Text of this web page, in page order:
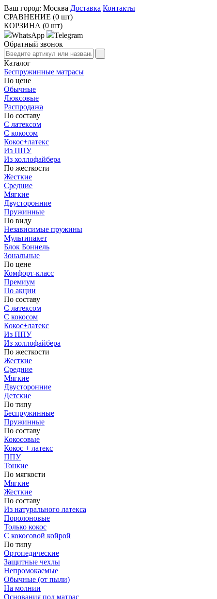
Ваш город: Москва Доставка Контакты
СРАВНЕНИЕ (0 шт)
КОРЗИНА (0 шт)
WhatsApp
Telegram
Обратный звонок
Каталог
Беспружинные матрасы
По цене
Обычные
Люксовые
Распродажа
По составу
С латексом
С кокосом
Кокос+латекс
Из ППУ
Из холлофайбера
По жесткости
Жесткие
Средние
Мягкие
Двусторонние
Пружинные
По виду
Независимые пружины
Мультипакет
Блок Боннель
Зональные
По цене
Комфорт-класс
Премиум
По акции
По составу
С латексом
С кокосом
Кокос+латекс
Из ППУ
Из холлофайбера
По жесткости
Жесткие
Средние
Мягкие
Двусторонние
Детские
По типу
Беспружинные
Пружинные
По составу
Кокосовые
Кокос + латекс
ППУ
Тонкие
По мягкости
Мягкие
Жесткие
По составу
Из натурального латекса
Поролоновые
Только кокос
С кокосовой койрой
По типу
Ортопедические
Защитные чехлы
Непромокаемые
Обычные (от пыли)
На молнии
Основания под матрас